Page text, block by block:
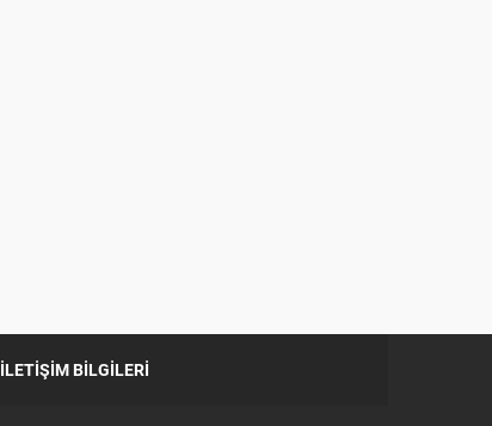
İLETİŞİM BİLGİLERİ